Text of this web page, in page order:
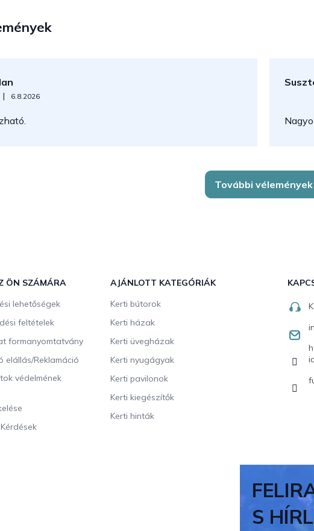
5-ből 5 csillag.
| 6.8.2026 Az
További vélemények
ÖN SZÁMÁRA
lehetőségek
feltételek
formanyomtatvány
elállás/Reklamáció
védelmének
AJÁNLOTT KATEGÓRIÁK
Kerti bútorok
Kerti házak
Kerti üvegházak
Kerti nyugágyak
Kerti pavilonok
Kerti kiegészítők
Kerti hinták
S